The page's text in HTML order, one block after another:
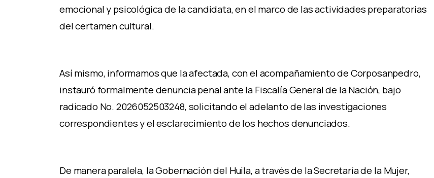
emocional y psicológica de la candidata, en el marco de las actividades preparatorias
del certamen cultural.
Así mismo, informamos que la afectada, con el acompañamiento de Corposanpedro,
instauró formalmente denuncia penal ante la Fiscalía General de la Nación, bajo
radicado No. 2026052503248, solicitando el adelanto de las investigaciones
correspondientes y el esclarecimiento de los hechos denunciados.
De manera paralela, la Gobernación del Huila, a través de la Secretaría de la Mujer,